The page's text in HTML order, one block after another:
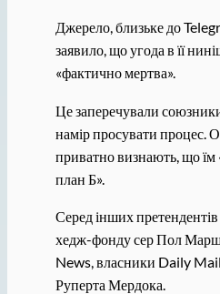
Джерело, близьке до
заявило, що угода в її
«фактично мертва».
Це заперечували
намір просувати процес.
приватно визнають, що їм
план Б».
Серед інших
хедж-фонду сер Пол
News, власники Daily
Руперта Мердока.